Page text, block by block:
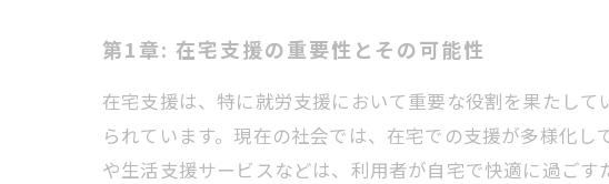
第1章: 在宅支援の重要性とその可能性
在宅支援は、特に就労支援において重要な役割を果たし
られています。現在の社会では、在宅での支援が多様化
や生活支援サービスなどは、利用者が自宅で快適に過ご